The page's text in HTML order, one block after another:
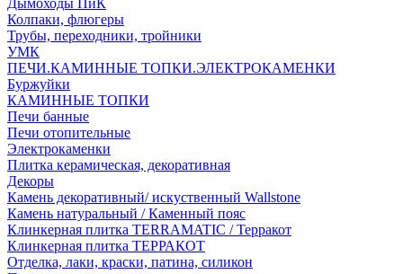
Дымоходы ПиК
Колпаки, флюгеры
Трубы, переходники, тройники
УМК
ПЕЧИ.КАМИННЫЕ ТОПКИ.ЭЛЕКТРОКАМЕНКИ
Буржуйки
КАМИННЫЕ ТОПКИ
Печи банные
Печи отопительные
Электрокаменки
Плитка керамическая, декоративная
Декоры
Камень декоративный/ искуственный Wallstone
Камень натуральный / Каменный пояс
Клинкерная плитка TERRAMATIC / Терракот
Клинкерная плитка ТЕРРАКОТ
Отделка, лаки, краски, патина, силикон